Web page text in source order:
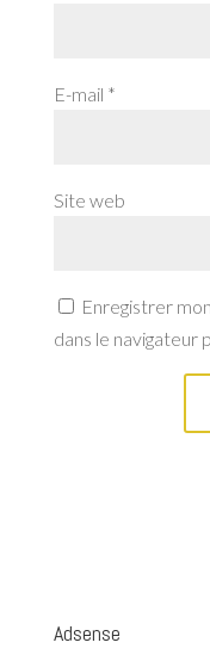
E-mail *
Site web
Enregistrer
dans le navigateur
Adsense